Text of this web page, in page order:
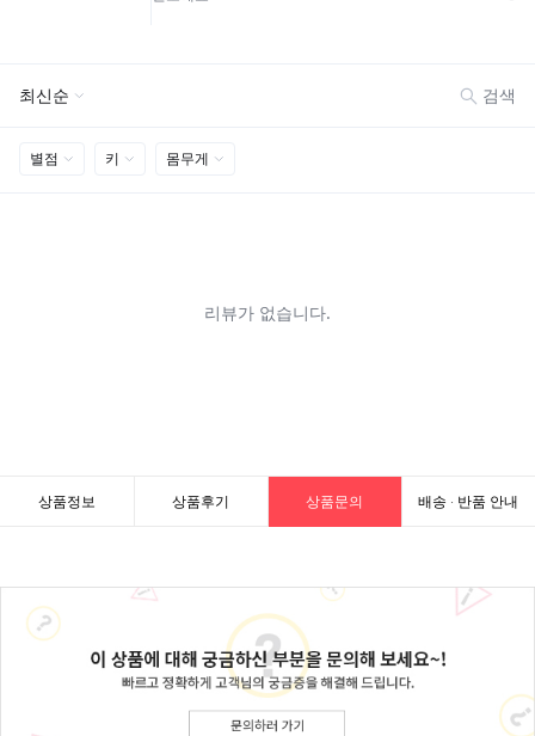
상품정보 상품후기 상품문의 배송 · 반품 안내